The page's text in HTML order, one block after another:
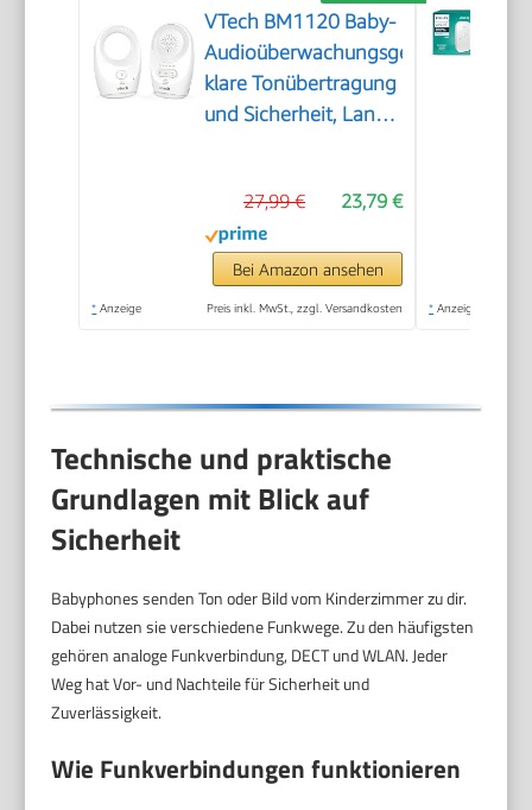
VTech BM1120 Baby-
Audioüberwachungsgerät,
klare Tonübertragung
und Sicherheit, Lange
Lautstärkeanzeige,
Gürtelclip,
wiederaufladbare
Batterien
23,79 €
27,99 €
Bei Amazon ansehen
* Anzeige Preis inkl. MwSt., zzgl. Versandkosten * Anzeige
Technische und praktische
Grundlagen mit Blick auf
Sicherheit
Babyphones senden Ton oder Bild vom Kinderzimmer zu dir.
Dabei nutzen sie verschiedene Funkwege. Zu den häufigsten
gehören analoge Funkverbindung, DECT und WLAN. Jeder
Weg hat Vor- und Nachteile für Sicherheit und
Zuverlässigkeit.
Wie Funkverbindungen funktionieren